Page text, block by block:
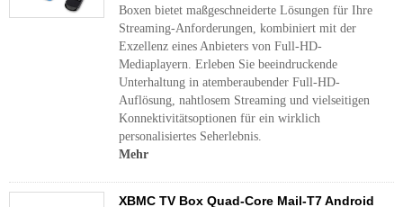
Boxen bietet maßgeschneiderte Lösungen für Ihre
Streaming-Anforderungen, kombiniert mit der
Exzellenz eines Anbieters von Full-HD-
Mediaplayern. Erleben Sie beeindruckende
Unterhaltung in atemberaubender Full-HD-
Auflösung, nahtlosem Streaming und vielseitigen
Konnektivitätsoptionen für ein wirklich
personalisiertes Seherlebnis.
Mehr
XBMC TV Box Quad-Core Mail-T7 Android